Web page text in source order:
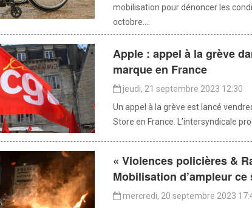
mobilisation pour dénoncer les
octobre....
Apple : appel à la grève
marque en France
jeudi, 21 septembre 2023 12:30
Un appel à la grève est lancé
Store en France. L’intersyndicale
« Violences policières &
Mobilisation d’ampleur ce
mercredi, 20 septembre 2023